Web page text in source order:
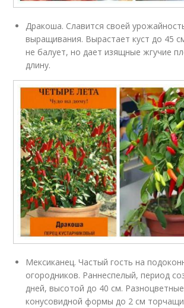
Дракоша. Славится своей
выращивания. Вырастает куст до 45
не балует, но дает изящные жгучие
длину.
Мексиканец. Частый гость на
огородников. Раннеспелый, период
дней, высотой до 40 см.
конусовидной формы до 2 см